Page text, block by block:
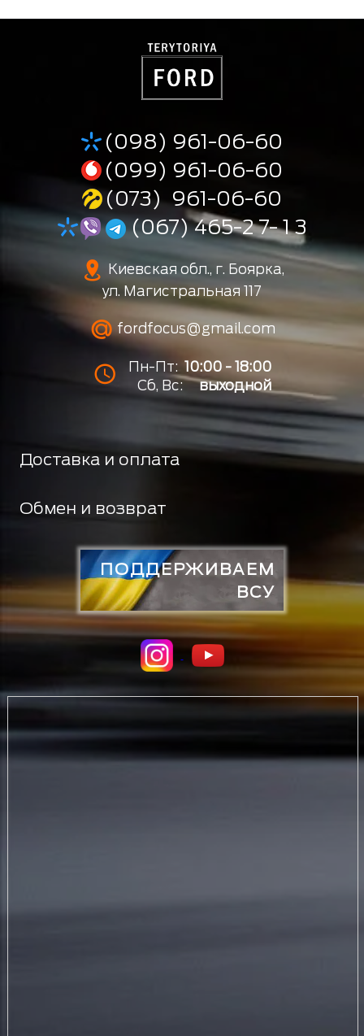
(098) 961-06-60
(099) 961-06-60
(073) 961-06-60
(067) 465-2 7- 1 3
Киевская обл., г. Боярка,
ул. Магистральная 117
fordfocus@gmail.com
Пн-Пт: 10:00 - 18:00
Сб, Вс:
выходной
Доставка и оплата
Обмен и возврат
ПОДДЕРЖИВАЕМ
ВСУ